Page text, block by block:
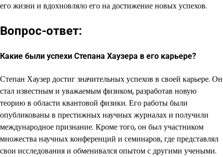
его жизни и вдохновляло его на достижение новых успехов.
Вопрос-ответ:
Какие были успехи Степана Хаузера в его карьере?
Степан Хаузер достиг значительных успехов в своей карьере. Он
стал известным и уважаемым физиком, разработав новую
теорию в области квантовой физики. Его работы были
опубликованы в престижных научных журналах и получили
международное признание. Кроме того, он был участником
множества научных конференций и семинаров, где представлял
свои исследования и обменивался опытом с другими учеными.